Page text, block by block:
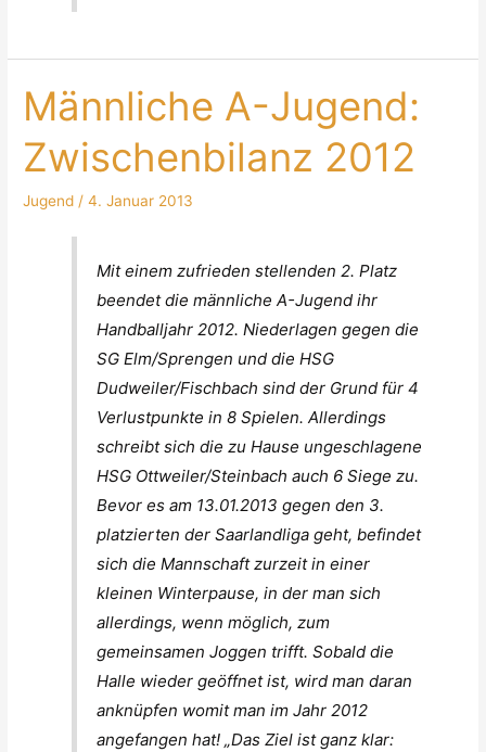
Männliche A-Jugend:
Zwischenbilanz 2012
Jugend /4. Januar 2013
Mit einem zufrieden stellenden 2. Platz
beendet die männliche A-Jugend ihr
Handballjahr 2012. Niederlagen gegen die
SG Elm/Sprengen und die HSG
Dudweiler/Fischbach sind der Grund für 4
Verlustpunkte in 8 Spielen. Allerdings
schreibt sich die zu Hause ungeschlagene
HSG Ottweiler/Steinbach auch 6 Siege zu.
Bevor es am 13.01.2013 gegen den 3.
platzierten der Saarlandliga geht, befindet
sich die Mannschaft zurzeit in einer
kleinen Winterpause, in der man sich
allerdings, wenn möglich, zum
gemeinsamen Joggen trifft. Sobald die
Halle wieder geöffnet ist, wird man daran
anknüpfen womit man im Jahr 2012
angefangen hat! „Das Ziel ist ganz klar: